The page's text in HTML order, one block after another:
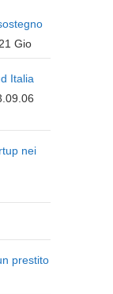
Gio
Italia
nei
prestito